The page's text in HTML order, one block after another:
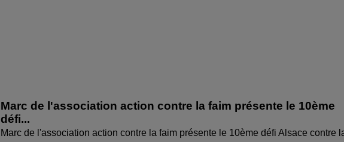
Marc de l'association action contre la faim présente le 10ème
défi...
Marc de l'association action contre la faim présente le 10ème défi Alsace contre